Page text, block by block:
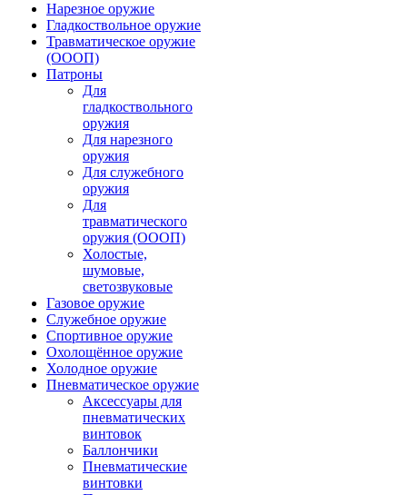
Нарезное оружие
Гладкоствольное оружие
Травматическое оружие
(ОООП)
Патроны
Для
гладкоствольного
оружия
Для нарезного
оружия
Для служебного
оружия
Для
травматического
оружия (ОООП)
Холостые,
шумовые,
светозвуковые
Газовое оружие
Служебное оружие
Спортивное оружие
Охолощённое оружие
Холодное оружие
Пневматическое оружие
Аксессуары для
пневматических
винтовок
Баллончики
Пневматические
винтовки